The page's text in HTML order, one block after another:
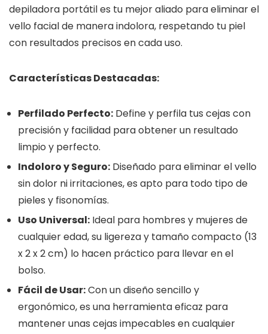
depiladora portátil es tu mejor aliado para eliminar el
vello facial de manera indolora, respetando tu piel
con resultados precisos en cada uso.
Características Destacadas:
Perfilado Perfecto: Define y perfila tus cejas con
precisión y facilidad para obtener un resultado
limpio y perfecto.
Indoloro y Seguro: Diseñado para eliminar el vello
sin dolor ni irritaciones, es apto para todo tipo de
pieles y fisonomías.
Uso Universal: Ideal para hombres y mujeres de
cualquier edad, su ligereza y tamaño compacto (13
x 2 x 2 cm) lo hacen práctico para llevar en el
bolso.
Fácil de Usar:Con un diseño sencillo y
ergonómico, es una herramienta eficaz para
mantener unas cejas impecables en cualquier